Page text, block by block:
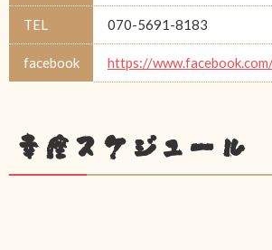
TEL 070-5691-8183
facebook https://
幸座スケジュール